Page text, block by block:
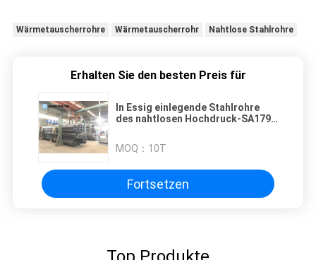
Wärmetauscherrohre Wärmetauscherrohr Nahtlose Stahlrohre
Erhalten Sie den besten Preis für
In Essig einlegende Stahlrohre
des nahtlosen Hochdruck-SA179
MOQ： 10T
Fortsetzen